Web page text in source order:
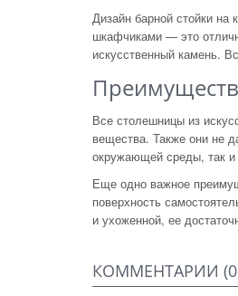
Дизайн барной стойки на
шкафчиками — это
искусственный камень.
Все столешницы из
вещества. Также они не
окружающей среды, так и
Еще одно важное
поверхность
и ухоженной, ее
КОММЕНТАРИИ (0